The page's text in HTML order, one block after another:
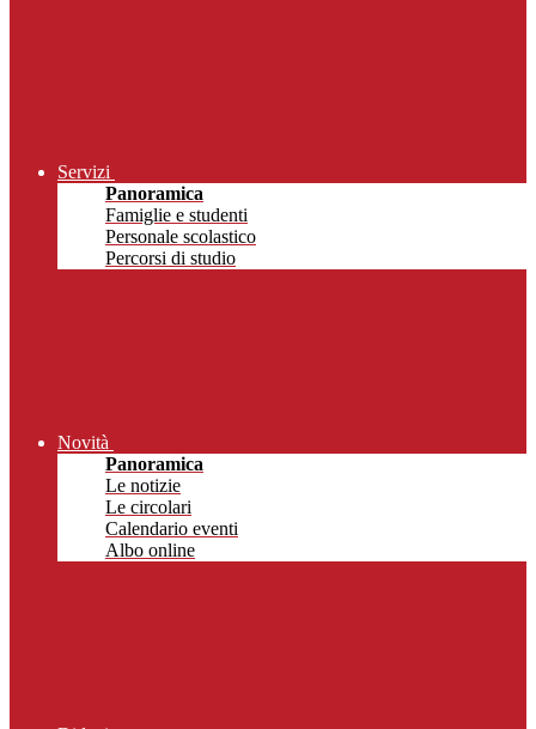
Servizi
Panoramica
Famiglie e studenti
Personale scolastico
Percorsi di studio
Novità
Panoramica
Le notizie
Le circolari
Calendario eventi
Albo online